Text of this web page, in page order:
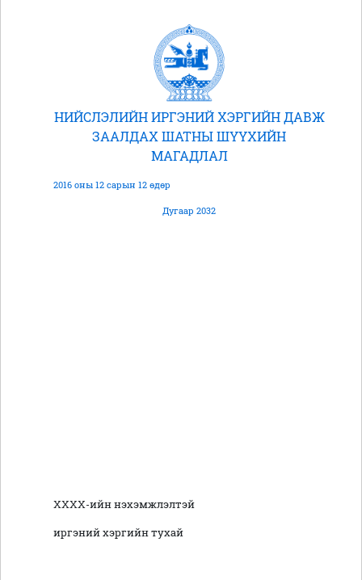
НИЙСЛЭЛИЙН ИРГЭНИЙ ХЭРГИЙН ДАВЖ
ЗААЛДАХ ШАТНЫ ШҮҮХИЙН
МАГАДЛАЛ
2016 оны 12 сарын 12 өдөр
Дугаар 2032
ХХХХ-ийн нэхэмжлэлтэй
иргэний хэргийн тухай